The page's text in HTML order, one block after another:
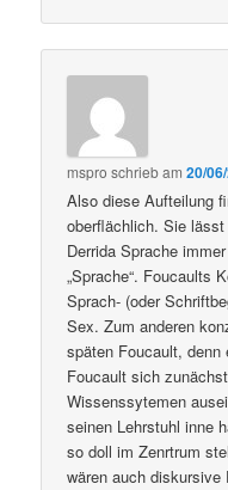
mspro schriebam20/
Also diese Aufteilung
oberflächlich. Sie
Derrida Sprache
„Sprache“. Foucaults
Sprach- (oder
Sex. Zum anderen
späten Foucault,
Foucault sich
Wissenssytemen
seinen Lehrstuhl inne
so doll im Zenrtrum
wären auch diskursive